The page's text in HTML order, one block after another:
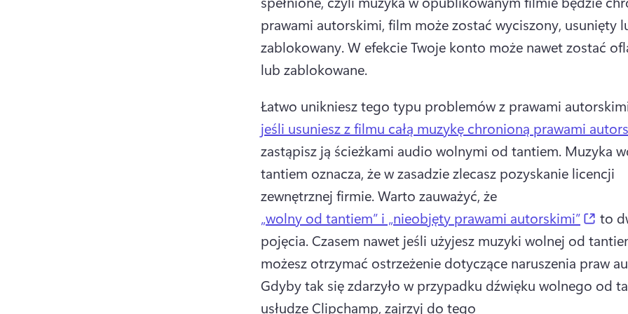
prawami autorskimi, film może zostać wyciszony, usunięty
zablokowany. W efekcie Twoje konto może nawet zostać
lub zablokowane.
Łatwo unikniesz tego typu problemów z prawami
jeśli usuniesz z filmu całą muzykę chronioną prawami
zastąpisz ją ścieżkami audio wolnymi od tantiem. Muzyka
tantiem oznacza, że w zasadzie zlecasz pozyskanie licencji
zewnętrznej firmie. Warto zauważyć, że
„wolny od tantiem” i „nieobjęty prawami autorskimi”
to
pojęcia. Czasem nawet jeśli użyjesz muzyki wolnej od
Gdyby tak się zdarzyło w przypadku dźwięku wolnego od
usłudze Clipchamp, zajrzyj do tego